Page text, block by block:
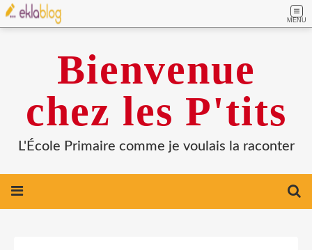
MENU
Bienvenue
chez les P'tits
L'École Primaire comme je voulais la raconter